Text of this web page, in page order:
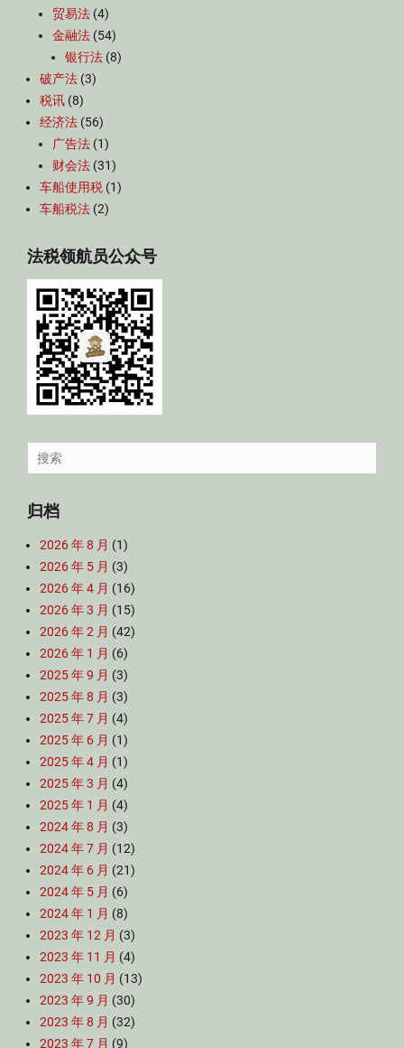
贸易法 (4)
金融法 (54)
银行法 (8)
破产法 (3)
税讯 (8)
经济法 (56)
广告法 (1)
财会法 (31)
车船使用税 (1)
车船税法 (2)
法税领航员公众号
Search
for:
归档
2026 年 8 月 (1)
2026 年 5 月 (3)
2026 年 4 月 (16)
2026 年 3 月 (15)
2026 年 2 月 (42)
2026 年 1 月 (6)
2025 年 9 月 (3)
2025 年 8 月 (3)
2025 年 7 月 (4)
2025 年 6 月 (1)
2025 年 4 月 (1)
2025 年 3 月 (4)
2025 年 1 月 (4)
2024 年 8 月 (3)
2024 年 7 月 (12)
2024 年 6 月 (21)
2024 年 5 月 (6)
2024 年 1 月 (8)
2023 年 12 月 (3)
2023 年 11 月 (4)
2023 年 10 月 (13)
2023 年 9 月 (30)
2023 年 8 月 (32)
2023 年 7 月 (9)